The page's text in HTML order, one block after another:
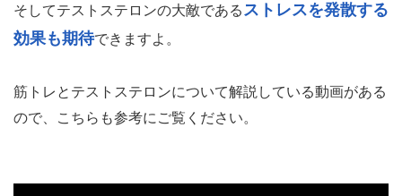
そしてテストステロンの大敵であるストレスを発散する
効果も期待できますよ。
筋トレとテストステロンについて解説している動画がある
ので、こちらも参考にご覧ください。